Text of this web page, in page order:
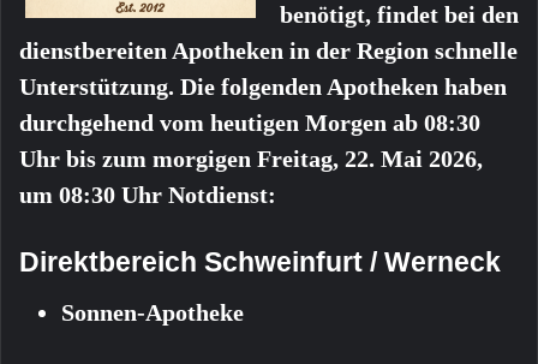
benötigt, findet bei den
dienstbereiten Apotheken in der Region schnelle
Unterstützung. Die folgenden Apotheken haben
durchgehend vom heutigen Morgen ab 08:30
Uhr bis zum morgigen Freitag, 22. Mai 2026,
um 08:30 Uhr Notdienst:
Direktbereich Schweinfurt / Werneck
Sonnen-Apotheke